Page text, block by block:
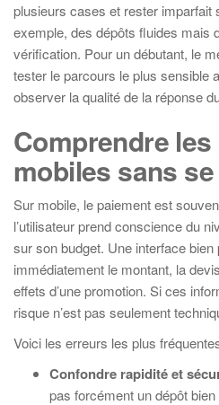
plusieurs cases et rester imparfait
exemple, des dépôts fluides mais
vérification. Pour un débutant, le
tester le parcours le plus sensible
observer la qualité de la réponse
Comprendre
mobiles sans
Sur mobile, le paiement est
l’utilisateur prend conscience du
sur son budget. Une interface
immédiatement le montant, la
effets d’une promotion. Si ces
risque n’est pas seulement
Voici les erreurs les plus
Confondre rapidité et
pas forcément un dépôt